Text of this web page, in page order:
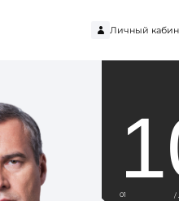
Личный
01 /